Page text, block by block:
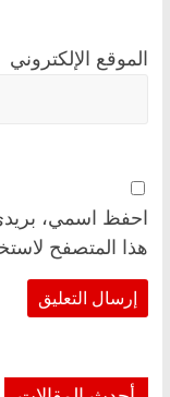
الموقع الإلكتروني
احفظ اسمي، بريدي
هذا المتصفح